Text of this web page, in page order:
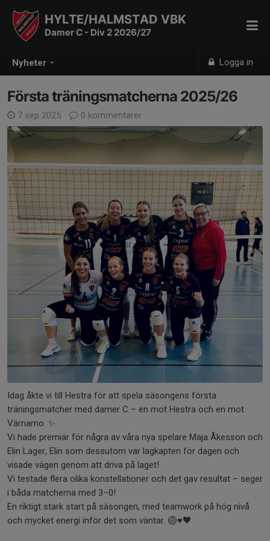
Nyheter Logga in
HYLTE/HALMSTAD VBK
Damer C - Div 2 2026/27
Första träningsmatcherna 2025/26
7 sep 2025 0 kommentarer
Idag åkte vi till Hestra för att spela säsongens första
träningsmatcher med damer C – en mot Hestra och en mot
Värnamo. ✨
Vi hade premiär för några av våra nya spelare Maja Åkesson och
Elin Lager, Elin som dessutom var lagkapten för dagen och
visade vägen genom att driva på laget!
Vi testade flera olika konstellationer och det gav resultat – seger
i båda matcherna med 3–0!
En riktigt stark start på säsongen, med teamwork på hög nivå
och mycket energi inför det som väntar. 🏐♥️🖤